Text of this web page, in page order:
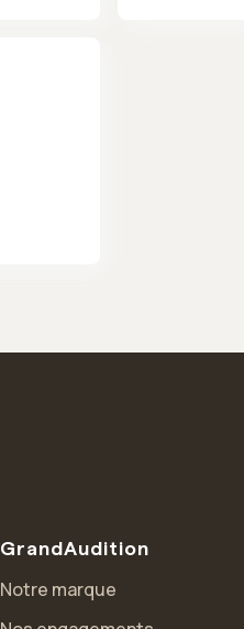
GrandAudition
Notre marque